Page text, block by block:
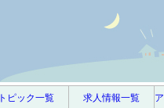
トピック一覧 求人情報一覧